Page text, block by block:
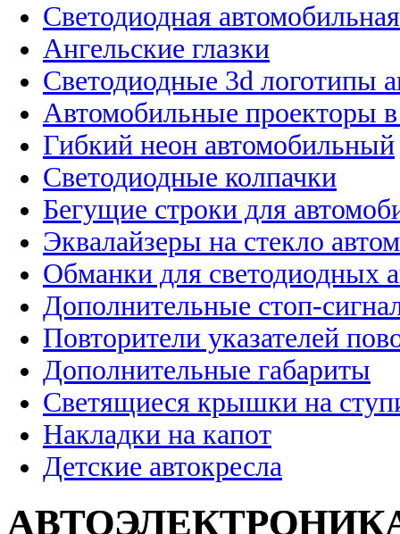
Светодиодная
Ангельские глазки
Светодиодные 3d логотипы
Автомобильные проекторы
Гибкий неон автомобильный
Светодиодные колпачки
Бегущие строки для
Эквалайзеры на стекло
Обманки для светодиодных
Дополнительные стоп-
Повторители указателей
Дополнительные габариты
Светящиеся крышки на
Накладки на капот
Детские автокресла